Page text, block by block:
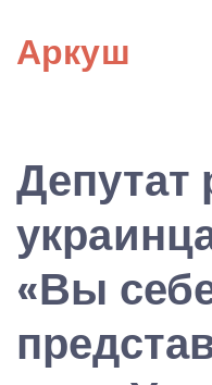
content
Аркуш
Депутат
«Вы